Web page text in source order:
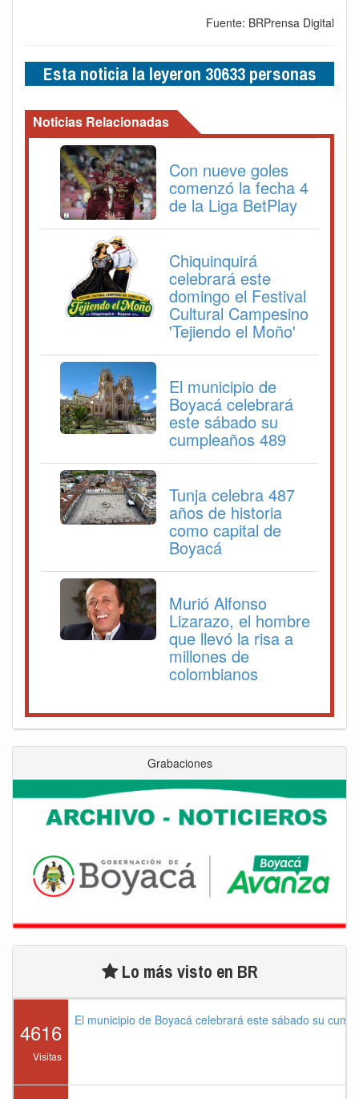
Fuente: BRPrensa Digital
Esta noticia la leyeron 30633 personas
Noticias Relacionadas
Con nueve goles
comenzó la fecha 4
de la Liga BetPlay
Chiquinquirá
celebrará este
domingo el Festival
Cultural Campesino
'Tejiendo el Moño'
El municipio de
Boyacá celebrará
este sábado su
cumpleaños 489
Tunja celebra 487
años de historia
como capital de
Boyacá
Murió Alfonso
Lizarazo, el hombre
que llevó la risa a
millones de
colombianos
Grabaciones
Lo más visto en BR
4616
Visitas
El municipio de Boyacá celebrará este sábado su